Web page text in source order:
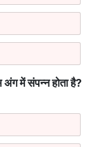
अंग में संपन्न होता है?